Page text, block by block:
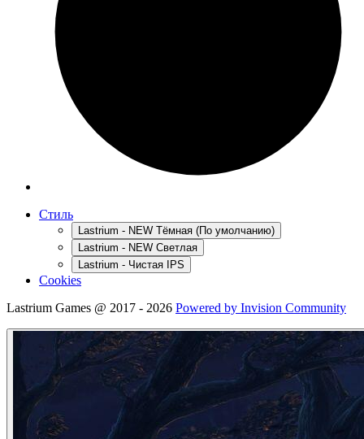
Стиль
Lastrium - NEW Тёмная (По умолчанию)
Lastrium - NEW Светлая
Lastrium - Чистая IPS
Cookies
Lastrium Games @ 2017 - 2026 Powered by Invision Community